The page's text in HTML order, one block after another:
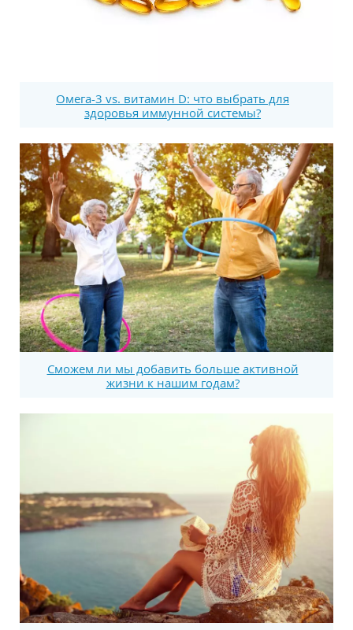
Омега-3 vs. витамин D: что выбрать для
здоровья иммунной системы?
Сможем ли мы добавить больше активной
жизни к нашим годам?